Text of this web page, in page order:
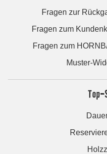
Fragen zur
Fragen zum
Fragen zum
Muster-
Top-